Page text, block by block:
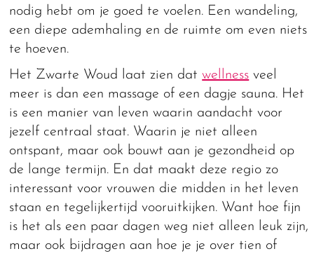
nodig hebt om je goed te voelen. Een wandeling,
een diepe ademhaling en de ruimte om even niets
te hoeven.
Het Zwarte Woud laat zien datwellness veel
meer is dan een massage of een dagje sauna. Het
is een manier van leven waarin aandacht voor
jezelf centraal staat. Waarin je niet alleen
ontspant, maar ook bouwt aan je gezondheid op
de lange termijn. En dat maakt deze regio zo
interessant voor vrouwen die midden in het leven
staan en tegelijkertijd vooruitkijken. Want hoe fijn
is het als een paar dagen weg niet alleen leuk zijn,
maar ook bijdragen aan hoe je je over tien of